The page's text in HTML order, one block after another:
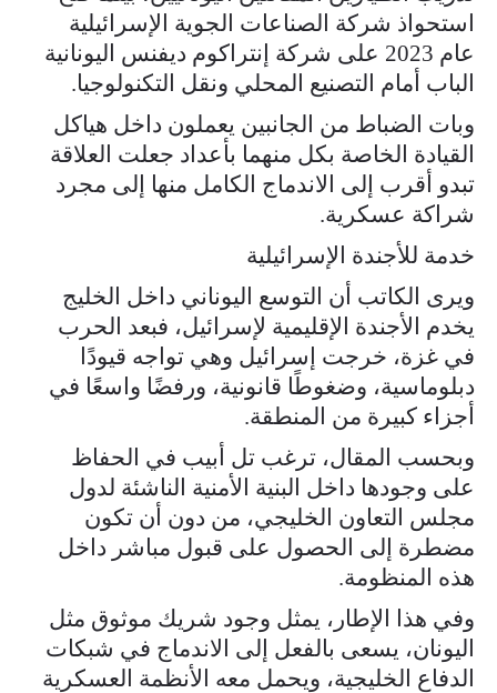
استحواذ شركة الصناعات الجوية الإسرائيلية
عام 2023 على شركة إنتراكوم ديفنس اليونانية
الباب أمام التصنيع المحلي ونقل التكنولوجيا.
وبات الضباط من الجانبين يعملون داخل هياكل
القيادة الخاصة بكل منهما بأعداد جعلت العلاقة
تبدو أقرب إلى الاندماج الكامل منها إلى مجرد
شراكة عسكرية.
خدمة للأجندة الإسرائيلية
ويرى الكاتب أن التوسع اليوناني داخل الخليج
يخدم الأجندة الإقليمية لإسرائيل، فبعد الحرب
في غزة، خرجت إسرائيل وهي تواجه قيودًا
دبلوماسية، وضغوطًا قانونية، ورفضًا واسعًا في
أجزاء كبيرة من المنطقة.
وبحسب المقال، ترغب تل أبيب في الحفاظ
على وجودها داخل البنية الأمنية الناشئة لدول
مجلس التعاون الخليجي، من دون أن تكون
مضطرة إلى الحصول على قبول مباشر داخل
هذه المنظومة.
وفي هذا الإطار، يمثل وجود شريك موثوق مثل
اليونان، يسعى بالفعل إلى الاندماج في شبكات
الدفاع الخليجية، ويحمل معه الأنظمة العسكرية